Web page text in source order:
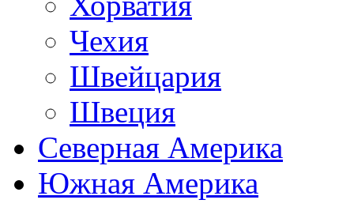
Чехия
Швейцария
Швеция
Северная Америка
Южная Америка